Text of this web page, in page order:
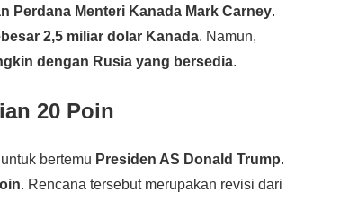
Perdana Menteri Kanada Mark Carney.
2,5 miliar dolar Kanada. Namun,
dengan Rusia yang bersedia.
20 Poin
untuk bertemu Presiden AS Donald Trump.
. Rencana tersebut merupakan revisi dari